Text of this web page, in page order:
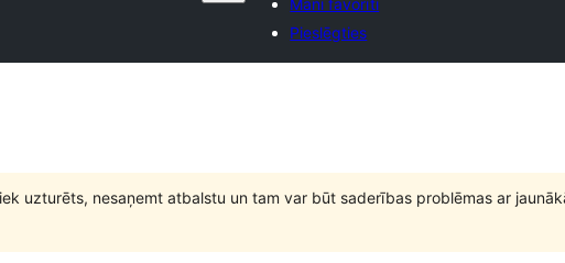
Mani favorīti
Pieslēgties
uzturēts, nesaņemt atbalstu un tam var būt saderības problēmas ar